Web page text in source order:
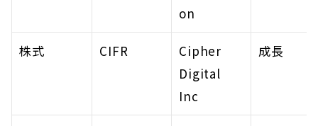
on
株式 CIFR
Cipher
Digital
Inc
成長